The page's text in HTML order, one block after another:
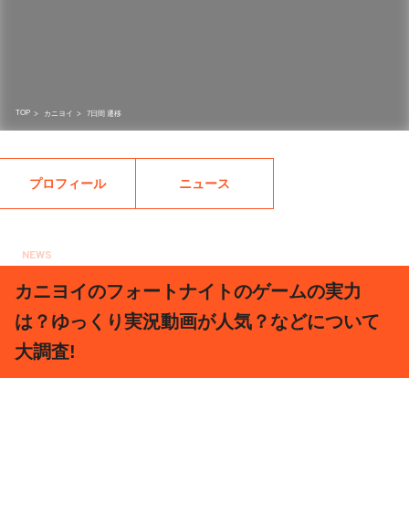
TOP > カニヨイ > 7日間 遷移
プロフィール ニュース
NEWS
カニヨイのフォートナイトのゲームの実力
は？ゆっくり実況動画が人気？などについて
大調査!